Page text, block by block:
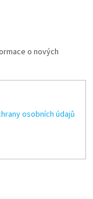
o nových
osobních údajů